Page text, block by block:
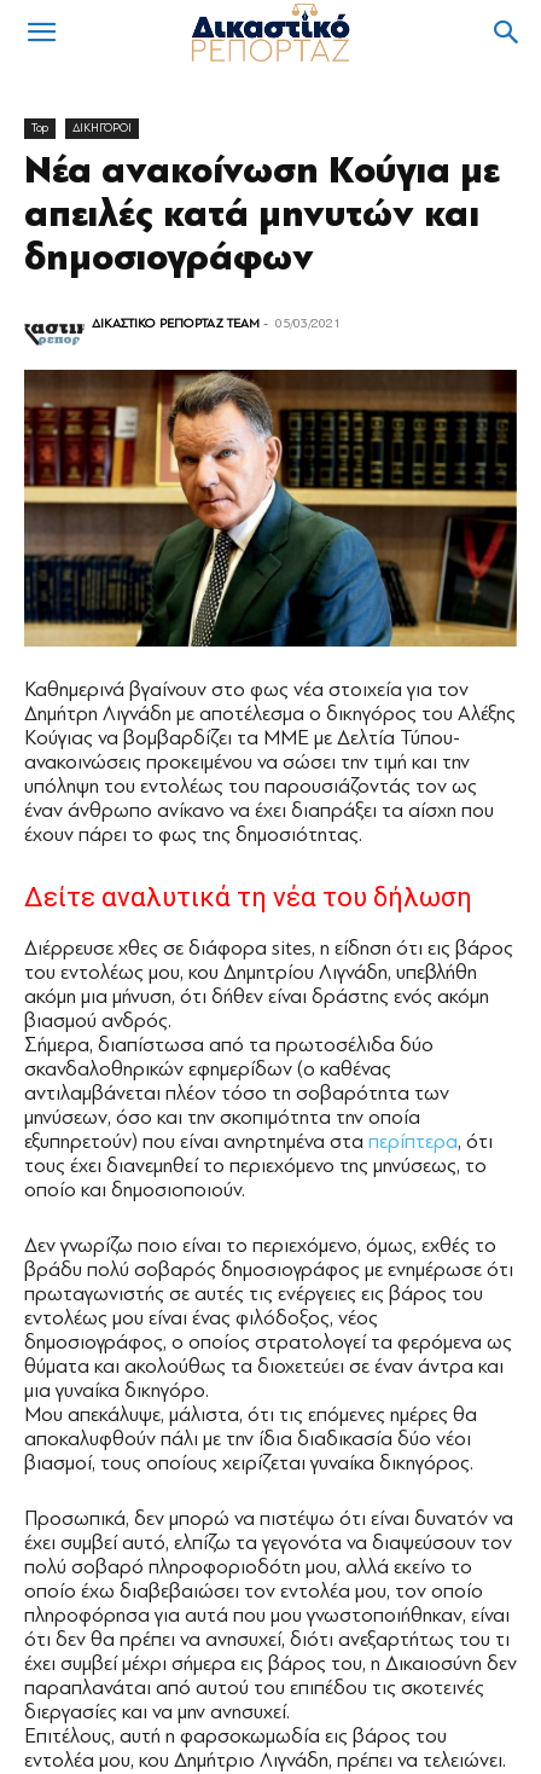
Top ΔΙΚΗΓΟΡΟΙ
Νέα ανακοίνωση Κούγια με
απειλές κατά μηνυτών και
δημοσιογράφων
ΔΙΚΑΣΤΙΚΟ ΡΕΠΟΡΤΑΖ TEAM - 05/03/2021
Καθημερινά βγαίνουν στο φως νέα στοιχεία για τον
Δημήτρη Λιγνάδη με αποτέλεσμα ο δικηγόρος του Αλέξης
Κούγιας να βομβαρδίζει τα ΜΜΕ με Δελτία Τύπου-
ανακοινώσεις προκειμένου να σώσει την τιμή και την
υπόληψη του εντολέως του παρουσιάζοντάς τον ως
έναν άνθρωπο ανίκανο να έχει διαπράξει τα αίσχη που
έχουν πάρει το φως της δημοσιότητας.
Δείτε αναλυτικά τη νέα του δήλωση
Διέρρευσε χθες σε διάφορα sites, η είδηση ότι εις βάρος
του εντολέως μου, κου Δημητρίου Λιγνάδη, υπεβλήθη
ακόμη μια μήνυση, ότι δήθεν είναι δράστης ενός ακόμη
βιασμού ανδρός.
Σήμερα, διαπίστωσα από τα πρωτοσέλιδα δύο
σκανδαλοθηρικών εφημερίδων (ο καθένας
αντιλαμβάνεται πλέον τόσο τη σοβαρότητα των
μηνύσεων, όσο και την σκοπιμότητα την οποία
εξυπηρετούν) που είναι ανηρτημένα στα περίπτερα, ότι
τους έχει διανεμηθεί το περιεχόμενο της μηνύσεως, το
οποίο και δημοσιοποιούν.
Δεν γνωρίζω ποιο είναι το περιεχόμενο, όμως, εχθές το
βράδυ πολύ σοβαρός δημοσιογράφος με ενημέρωσε ότι
πρωταγωνιστής σε αυτές τις ενέργειες εις βάρος του
εντολέως μου είναι ένας φιλόδοξος, νέος
δημοσιογράφος, ο οποίος στρατολογεί τα φερόμενα ως
θύματα και ακολούθως τα διοχετεύει σε έναν άντρα και
μια γυναίκα δικηγόρο.
Μου απεκάλυψε, μάλιστα, ότι τις επόμενες ημέρες θα
αποκαλυφθούν πάλι με την ίδια διαδικασία δύο νέοι
βιασμοί, τους οποίους χειρίζεται γυναίκα δικηγόρος.
Προσωπικά, δεν μπορώ να πιστέψω ότι είναι δυνατόν να
έχει συμβεί αυτό, ελπίζω τα γεγονότα να διαψεύσουν τον
πολύ σοβαρό πληροφοριοδότη μου, αλλά εκείνο το
οποίο έχω διαβεβαιώσει τον εντολέα μου, τον οποίο
πληροφόρησα για αυτά που μου γνωστοποιήθηκαν, είναι
ότι δεν θα πρέπει να ανησυχεί, διότι ανεξαρτήτως του τι
έχει συμβεί μέχρι σήμερα εις βάρος του, η Δικαιοσύνη δεν
παραπλανάται από αυτού του επιπέδου τις σκοτεινές
διεργασίες και να μην ανησυχεί.
Επιτέλους, αυτή η φαρσοκωμωδία εις βάρος του
εντολέα μου, κου Δημήτριο Λιγνάδη, πρέπει να τελειώνει.